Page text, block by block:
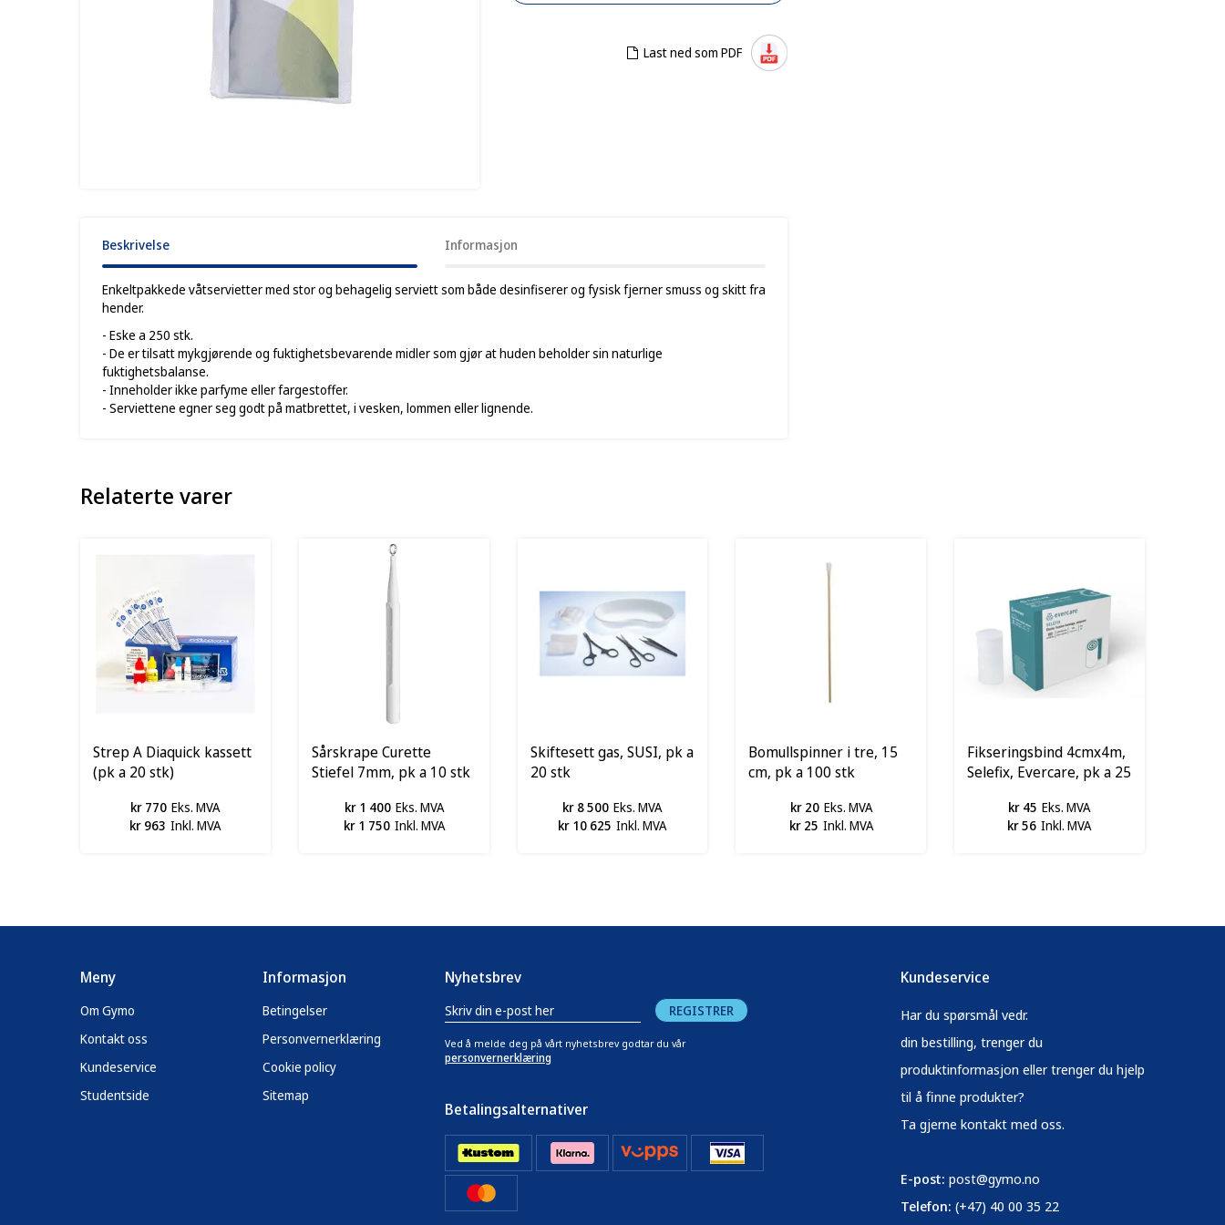
Last ned som PDF
Beskrivelse Informasjon
Enkeltpakkede våtservietter med stor og behagelig serviett som både desinfiserer og fysisk fjerner smuss og skitt fra
hender.
- Eske a 250 stk.
- De er tilsatt mykgjørende og fuktighetsbevarende midler som gjør at huden beholder sin naturlige
fuktighetsbalanse.
- Inneholder ikke parfyme eller fargestoffer.
- Serviettene egner seg godt på matbrettet, i vesken, lommen eller lignende.
Relaterte varer
Strep A Diaquick kassett
(pk a 20 stk)
kr 770 Eks. MVA
kr 963 Inkl. MVA
Sårskrape Curette
Stiefel 7mm, pk a 10 stk
kr 1 400 Eks. MVA
kr 1 750 Inkl. MVA
Skiftesett gas, SUSI, pk a
20 stk
kr 8 500 Eks. MVA
kr 10 625 Inkl. MVA
Bomullspinner i tre, 15
cm, pk a 100 stk
kr 20 Eks. MVA
kr 25 Inkl. MVA
Fikseringsbind 4cmx4m,
Selefix, Evercare, pk a 25
kr 45 Eks. MVA
kr 56 Inkl. MVA
Meny
Om Gymo
Kontakt oss
Kundeservice
Studentside
Informasjon
Betingelser
Personvernerklæring
Cookie policy
Sitemap
Nyhetsbrev
REGISTRER
Ved å melde deg på vårt nyhetsbrev godtar du vår
personvernerklæring
Betalingsalternativer
Kundeservice
Har du spørsmål vedr.
din bestilling, trenger du
produktinformasjon eller trenger du hjelp
til å finne produkter?
Ta gjerne kontakt med oss.
E-post: post@gymo.no
Telefon: (+47) 40 00 35 22